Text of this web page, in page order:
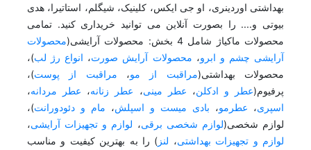
بهداشتی اوردینری، او جی ایکس، کلینیک، شیگلم، استاتیرا، هدی
بیوتی و.... را بصورت آنلاین می توانید خریداری کنید. تمامی
محصولات ماکیاژ شامل 4 بخش: محصولات آرایشی(
محصولات
آرایشی چشم و ابرو، محصولات آرایش صورت، انواع رژ لب)،
محصولات بهداشتی(مراقبت از مو، مراقبت از پوست)،
پرفیوم(عطر و ادکلن، عطر مینی، عطر زنانه، عطر مردانه،
اسپری، عطرمو، بادی میست و اسپلش، مام و دئودورانت)،
لوازم شخصی(لوازم شخصی برقی، لوازم و تجهیزات آرایشی،
لوازم و تجهیزات بهداشتی، لنز ) را به بهترین کیفیت و مناسب